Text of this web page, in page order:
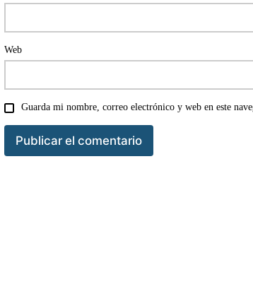
Web
Guarda mi nombre, correo electrónico y web en este